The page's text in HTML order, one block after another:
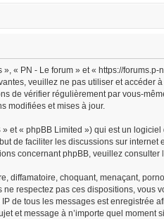
« PN - Le forum » et « https://
veuillez ne pas utiliser et
de vérifier régulièrement par vous-
modifiées et mises à jour.
et « phpBB Limited ») qui est un
de faciliter les discussions sur
concernant phpBB, veuillez consulter
diffamatoire, choquant, menaçant,
respectez pas ces dispositions,
de tous les messages est
et message à n’importe quel